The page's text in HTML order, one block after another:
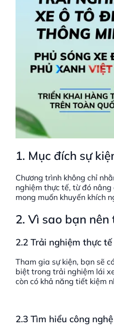
1. Mục đích sự
Chương trình không chỉ
nghiệm thực tế, từ đó
mong muốn khuyến khích
2. Vì sao bạn nên
2.2 Trải nghiệm thực tế
Tham gia sự kiện, bạn sẽ
biệt trong trải nghiệm lái
còn có khả năng tiết kiệm
2.3 Tìm hiểu công